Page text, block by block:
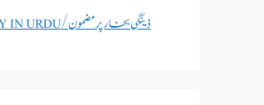
DENGUE ESSAY IN URDU/ڈینگی بخار پر مضمون